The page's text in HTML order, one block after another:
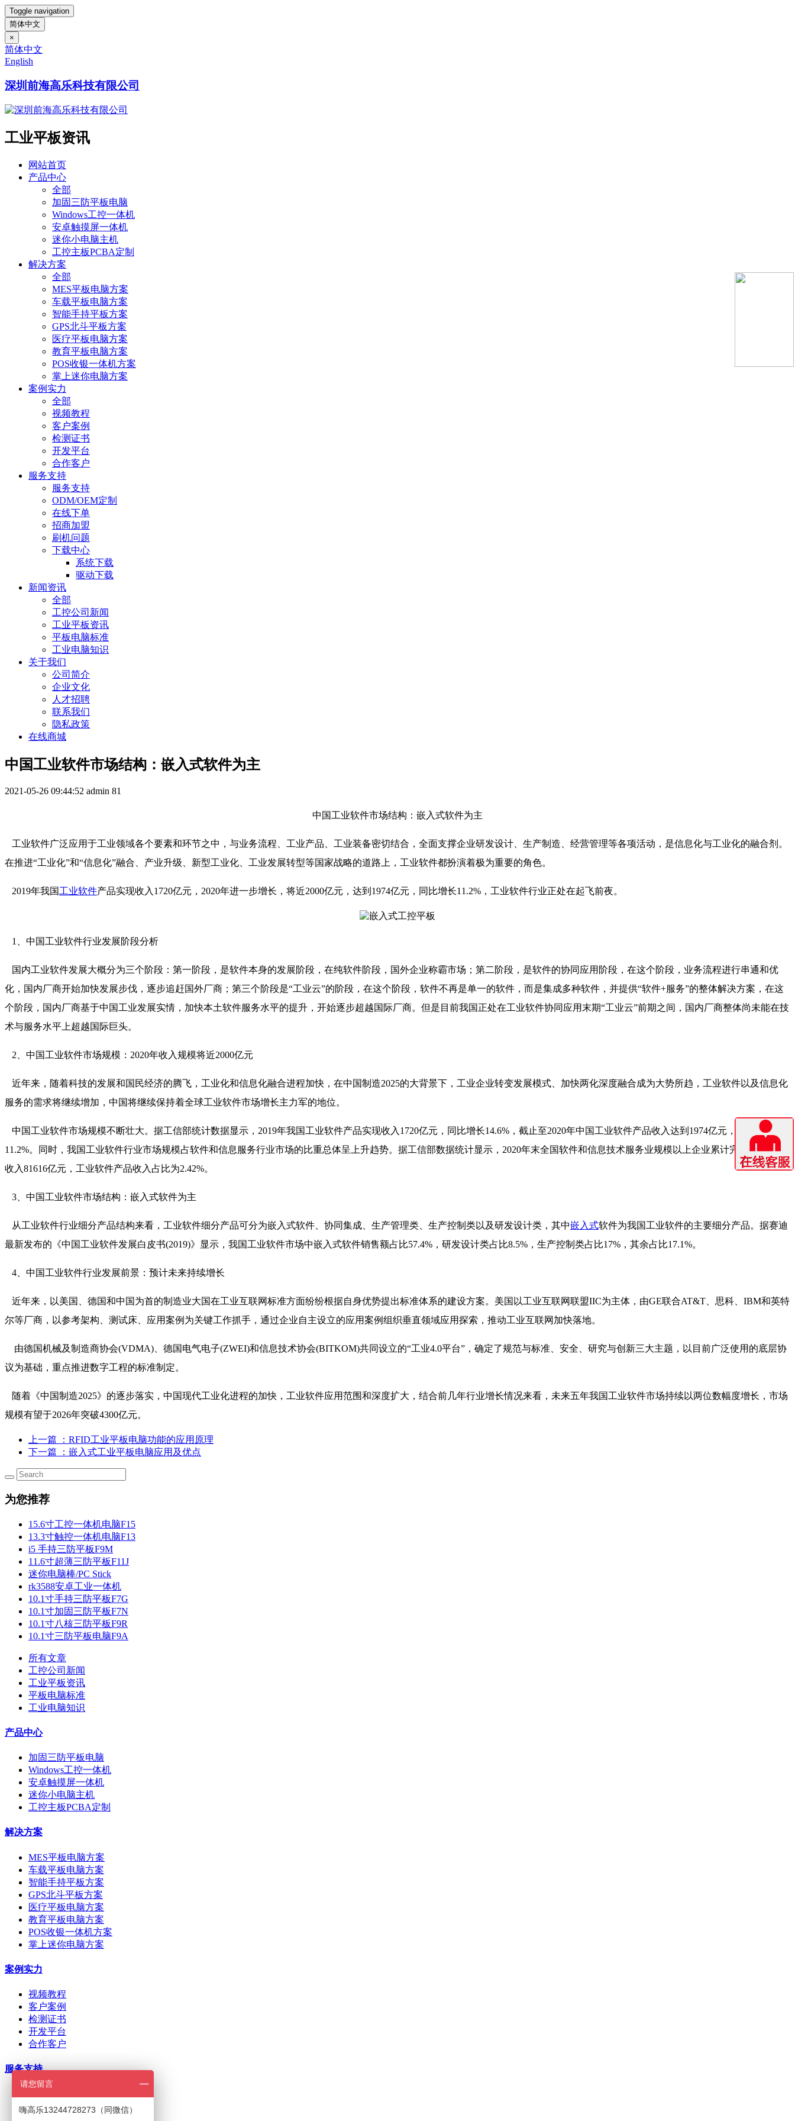
Toggle navigation
简体中文
×
简体中文
English
深圳前海高乐科技有限公司
工业平板资讯
网站首页
产品中心
全部
加固三防平板电脑
Windows工控一体机
安卓触摸屏一体机
迷你小电脑主机
工控主板PCBA定制
解决方案
全部
MES平板电脑方案
车载平板电脑方案
智能手持平板方案
GPS北斗平板方案
医疗平板电脑方案
教育平板电脑方案
POS收银一体机方案
掌上迷你电脑方案
案例实力
全部
视频教程
客户案例
检测证书
开发平台
合作客户
服务支持
服务支持
ODM/OEM定制
在线下单
招商加盟
刷机问题
下载中心
系统下载
驱动下载
新闻资讯
全部
工控公司新闻
工业平板资讯
平板电脑标准
工业电脑知识
关于我们
公司简介
企业文化
人才招聘
联系我们
隐私政策
在线商城
中国工业软件市场结构：嵌入式软件为主
2021-05-26 09:44:52 admin 81
中国工业软件市场结构：嵌入式软件为主
工业软件广泛应用于工业领域各个要素和环节之中，与业务流程、工业产品、工业装备密切结合，全面支撑企业研发设计、生产制造、经营管理等各项活动，是信息化与工业化的融合剂。
在推进“工业化”和“信息化”融合、产业升级、新型工业化、工业发展转型等国家战略的道路上，工业软件都扮演着极为重要的角色。
2019年我国工业软件产品实现收入1720亿元，2020年进一步增长，将近2000亿元，达到1974亿元，同比增长11.2%，工业软件行业正处在起飞前夜。
1、中国工业软件行业发展阶段分析
国内工业软件发展大概分为三个阶段：第一阶段，是软件本身的发展阶段，在纯软件阶段，国外企业称霸市场；第二阶段，是软件的协同应用阶段，在这个阶段，业务流程进行串通和优
化，国内厂商开始加快发展步伐，逐步追赶国外厂商；第三个阶段是“工业云”的阶段，在这个阶段，软件不再是单一的软件，而是集成多种软件，并提供“软件+服务”的整体解决方案，在这
个阶段，国内厂商基于中国工业发展实情，加快本土软件服务水平的提升，开始逐步超越国际厂商。但是目前我国正处在工业软件协同应用末期“工业云”前期之间，国内厂商整体尚未能在技
术与服务水平上超越国际巨头。
2、中国工业软件市场规模：2020年收入规模将近2000亿元
近年来，随着科技的发展和国民经济的腾飞，工业化和信息化融合进程加快，在中国制造2025的大背景下，工业企业转变发展模式、加快两化深度融合成为大势所趋，工业软件以及信息化
服务的需求将继续增加，中国将继续保持着全球工业软件市场增长主力军的地位。
中国工业软件市场规模不断壮大。据工信部统计数据显示，2019年我国工业软件产品实现收入1720亿元，同比增长14.6%，截止至2020年中国工业软件产品收入达到1974亿元，同比增长
11.2%。同时，我国工业软件行业市场规模占软件和信息服务行业市场的比重总体呈上升趋势。据工信部数据统计显示，2020年末全国软件和信息技术服务业规模以上企业累计完成软件业务
收入81616亿元，工业软件产品收入占比为2.42%。
3、中国工业软件市场结构：嵌入式软件为主
从工业软件行业细分产品结构来看，工业软件细分产品可分为嵌入式软件、协同集成、生产管理类、生产控制类以及研发设计类，其中嵌入式软件为我国工业软件的主要细分产品。据赛迪
最新发布的《中国工业软件发展白皮书(2019)》显示，我国工业软件市场中嵌入式软件销售额占比57.4%，研发设计类占比8.5%，生产控制类占比17%，其余占比17.1%。
4、中国工业软件行业发展前景：预计未来持续增长
近年来，以美国、德国和中国为首的制造业大国在工业互联网标准方面纷纷根据自身优势提出标准体系的建设方案。美国以工业互联网联盟IIC为主体，由GE联合AT&T、思科、IBM和英特
尔等厂商，以参考架构、测试床、应用案例为关键工作抓手，通过企业自主设立的应用案例组织垂直领域应用探索，推动工业互联网加快落地。
由德国机械及制造商协会(VDMA)、德国电气电子(ZWEI)和信息技术协会(BITKOM)共同设立的“工业4.0平台”，确定了规范与标准、安全、研究与创新三大主题，以目前广泛使用的底层协
议为基础，重点推进数字工程的标准制定。
随着《中国制造2025》的逐步落实，中国现代工业化进程的加快，工业软件应用范围和深度扩大，结合前几年行业增长情况来看，未来五年我国工业软件市场持续以两位数幅度增长，市场
规模有望于2026年突破4300亿元。
上一篇
：RFID工业平板电脑功能的应用原理
下一篇
：嵌入式工业平板电脑应用及优点
为您推荐
15.6寸工控一体机电脑F15
13.3寸触控一体机电脑F13
i5 手持三防平板F9M
11.6寸超薄三防平板F11J
迷你电脑棒/PC Stick
rk3588安卓工业一体机
10.1寸手持三防平板F7G
10.1寸加固三防平板F7N
10.1寸八核三防平板F9R
10.1寸三防平板电脑F9A
所有文章
工控公司新闻
工业平板资讯
平板电脑标准
工业电脑知识
产品中心
加固三防平板电脑
Windows工控一体机
安卓触摸屏一体机
迷你小电脑主机
工控主板PCBA定制
解决方案
MES平板电脑方案
车载平板电脑方案
智能手持平板方案
GPS北斗平板方案
医疗平板电脑方案
教育平板电脑方案
POS收银一体机方案
掌上迷你电脑方案
案例实力
视频教程
客户案例
检测证书
开发平台
合作客户
服务支持
在线下单
请您留言
嗨高乐13244728273（同微信）